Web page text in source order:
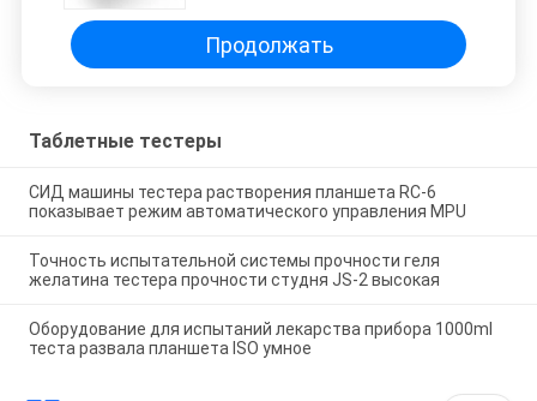
Продолжать
Таблетные тестеры
СИД машины тестера растворения планшета RC-6
показывает режим автоматического управления MPU
Точность испытательной системы прочности геля
желатина тестера прочности студня JS-2 высокая
Оборудование для испытаний лекарства прибора 1000ml
теста развала планшета ISO умное